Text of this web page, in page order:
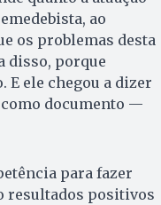
ao
os problemas desta
disso, porque
E ele chegou a dizer
documento —
para fazer
resultados positivos